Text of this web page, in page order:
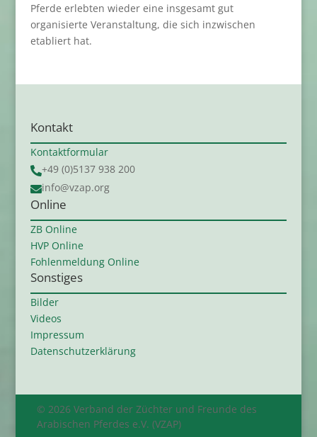
Pferde erlebten wieder eine insgesamt gut
organisierte Veranstaltung, die sich inzwischen
etabliert hat.
Kontakt
Kontaktformular
+49 (0)5137 938 200
info@vzap.org
Online
ZB Online
HVP Online
Fohlenmeldung Online
Sonstiges
Bilder
Videos
Impressum
Datenschutzerklärung
© 2026 Verband der Züchter und Freunde des
Arabischen Pferdes e.V. (VZAP)